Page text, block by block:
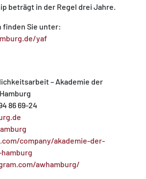
beträgt in der Regel drei Jahre.
finden Sie unter:
yaf
– Akademie der
86 69-24
company/akademie-der-
awhamburg/